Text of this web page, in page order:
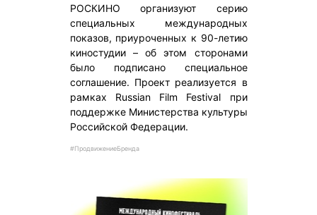
РОСКИНО организуют серию
специальных международных
показов, приуроченных к 90-летию
киностудии – об этом сторонами
было подписано специальное
соглашение. Проект реализуется в
рамках Russian Film Festival при
поддержке Министерства культуры
Российской Федерации.
#ПродвижениеБренда